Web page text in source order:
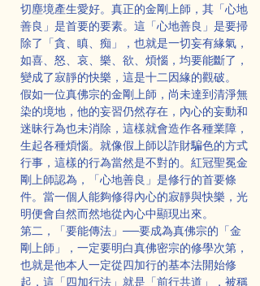
切塵境產生愛好。真正的金剛上師，其「心地
善良」是首要的要素。這「心地善良」是要掃
除了「貪、瞋、痴」，也就是一切妄有緣氣，
如喜、怒、哀、樂、欲、煩惱，均要能斷了，
變成了寂靜的快樂，這是十二因緣的觀破。
假如一位真佛宗的金剛上師，尚未達到清淨無
染的境地，他的妄習仍然存在，內心的妄動和
迷昧行為也未消除，這樣就會造作各種業障，
生起各種煩惱。就像假上師以詐財騙色的方式
行事，這樣的行為當然是不對的。紅冠聖冕金
剛上師認為，「心地善良」是修行的首要條
件。當一個人能夠修得內心的寂靜與快樂，光
明便會自然而然地從內心中顯現出來。
第二，「要能傳法」──要成為真佛宗的「金
剛上師」，一定要明白真佛密宗的修學次第，
也就是他本人一定從四加行的基本法開始修
起，這「四加行法」就是「前行共道」，被稱